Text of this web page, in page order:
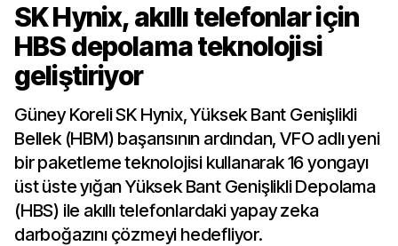
SK Hynix, akıllı telefonlar için
HBS depolama teknolojisi
geliştiriyor
Güney Koreli SK Hynix, Yüksek Bant Genişlikli
Bellek (HBM) başarısının ardından, VFO adlı yeni
bir paketleme teknolojisi kullanarak 16 yongayı
üst üste yığan Yüksek Bant Genişlikli Depolama
(HBS) ile akıllı telefonlardaki yapay zeka
darboğazını çözmeyi hedefliyor.